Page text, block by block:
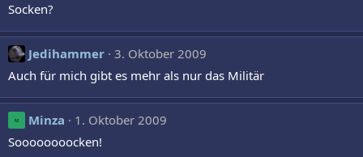
Socken?
Jedihammer 3. Oktober 2009
Auch für mich gibt es mehr als nur das Militär
M Minza
1. Oktober 2009
Soooooooocken!